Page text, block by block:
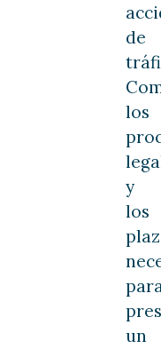
de
los
y
los
un